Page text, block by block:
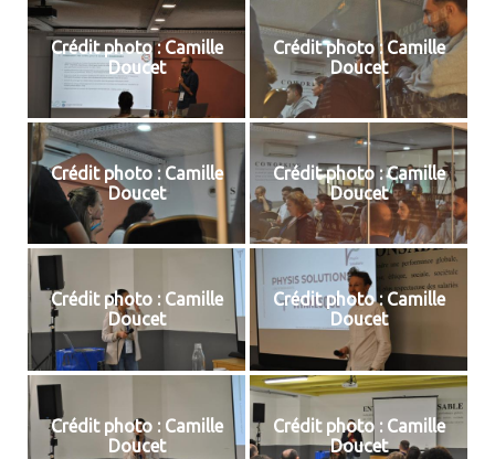
Crédit photo : Camille
Doucet
Crédit photo : Camille
Doucet
Crédit photo : Camille
Doucet
Crédit photo : Camille
Doucet
Crédit photo : Camille
Doucet
Crédit photo : Camille
Doucet
Crédit photo : Camille
Doucet
Crédit photo : Camille
Doucet